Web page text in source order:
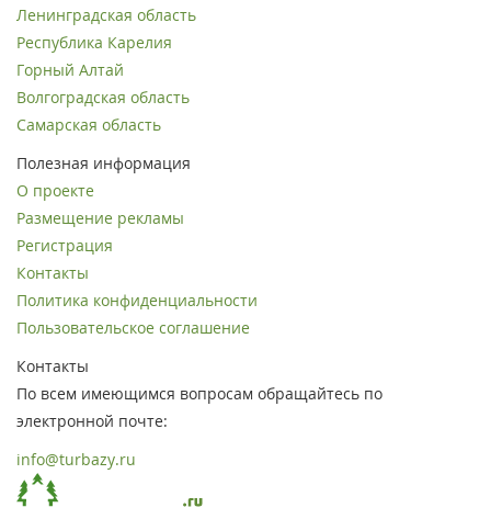
Ленинградская область
Республика Карелия
Горный Алтай
Волгоградская область
Самарская область
Полезная информация
О проекте
Размещение рекламы
Регистрация
Контакты
Политика конфиденциальности
Пользовательское соглашение
Контакты
По всем имеющимся вопросам обращайтесь по
электронной почте:
info@turbazy.ru